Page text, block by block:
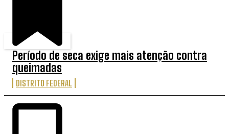
Período de seca exige mais atenção contra
queimadas
DISTRITO FEDERAL